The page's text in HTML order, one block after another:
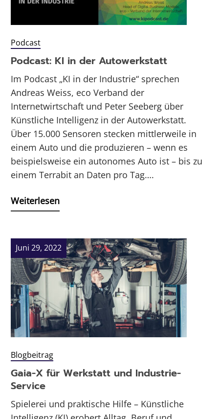
Podcast
Podcast: KI in der Autowerkstatt
Im Podcast „KI in der Industrie“ sprechen
Andreas Weiss, eco Verband der
Internetwirtschaft und Peter Seeberg über
Künstliche Intelligenz in der Autowerkstatt.
Über 15.000 Sensoren stecken mittlerweile in
einem Auto und die produzieren – wenn es
beispielsweise ein autonomes Auto ist – bis zu
einem Terrabit an Daten pro Tag….
Weiterlesen
Juni 29, 2022
Blogbeitrag
Gaia-X für Werkstatt und Industrie-
Service
Spielerei und praktische Hilfe – Künstliche